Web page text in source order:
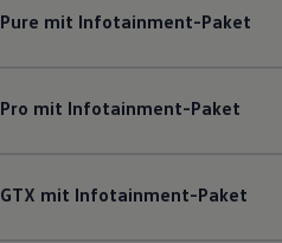
Vorgängermodelle
Assistenzsysteme
Lifestyle
Transport
Pure mit Infotainment-Paket
Pro mit Infotainment-Paket
GTX mit Infotainment-Paket